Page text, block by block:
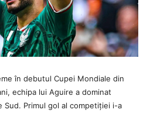
în debutul Cupei Mondiale din
echipa lui Aguire a dominat
Primul gol al competiției i-a